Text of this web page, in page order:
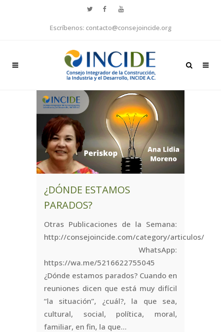
Escríbenos: contacto@consejoincide.org
¿DÓNDE ESTAMOS
PARADOS?
Otras Publicaciones de la Semana:
http://consejoincide.com/category/articulos/
WhatsApp:
https://wa.me/5216622755045
¿Dónde estamos parados? Cuando en
reuniones dicen que está muy difícil
“la situación”, ¿cuál?, la que sea,
cultural, social, política, moral,
familiar, en fin, la que...